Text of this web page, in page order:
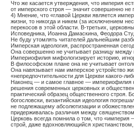
Что же касается утверждения, что империя
от имперского строя — значит совершенно
4) Мнение, что «главой Церкви является
жизни, то никогда и никем (за исключением
перекосов в этой области. В-третьих,
Исповедника, Иоанна Дамаскина, Феодора
Не буду утомлять читателей дальнейшим
Имперская идеология, распространенная
Она совершенно не учитывает разницу
Империофилия мифологизирует историю,
В философском плане она не учитывает
Она навязывает нам имперское устройство
«непредпочтительности для Церкви какого-
Наконец — и самое главное — империофилия
решения современных церковных и
практический образец общественного
богословски, византийская идеология
не подлежащему абсолютизации и
придерживалась различия между
Церковь всегда помнила о том, что «империя
строй, даже вдохновляющийся